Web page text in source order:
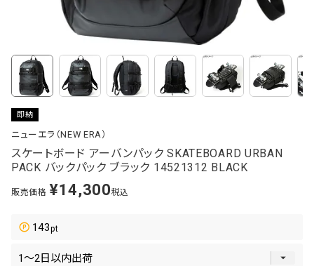
即納
ニューエラ（NEW ERA）
スケートボード アーバンパック SKATEBOARD URBAN
PACK バックパック ブラック 14521312 BLACK
販売価格 ¥14,300税込
143